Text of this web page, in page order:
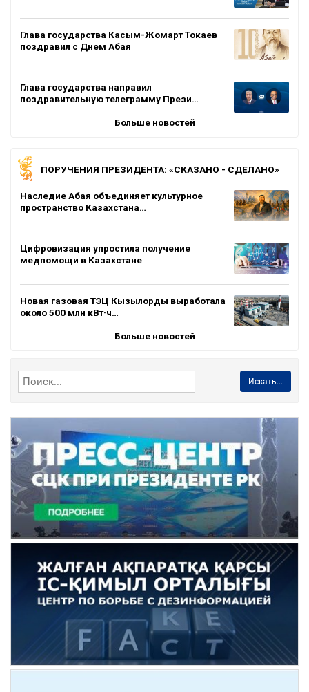
Глава государства Касым-Жомарт Токаев
поздравил с Днем Абая
Глава государства направил
поздравительную телеграмму Прези…
Больше новостей
ПОРУЧЕНИЯ ПРЕЗИДЕНТА: «СКАЗАНО - СДЕЛАНО»
Наследие Абая объединяет культурное
пространство Казахстана…
Цифровизация упростила получение
медпомощи в Казахстане
Новая газовая ТЭЦ Кызылорды выработала
около 500 млн кВт·ч…
Больше новостей
Искать...